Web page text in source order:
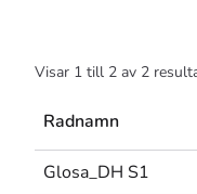
Visar 1 till 2 av 2
Radnamn
Glosa_DH S1